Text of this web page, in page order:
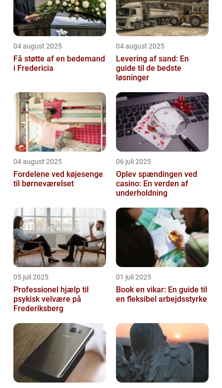
04 august 2025
Få støtte af en bedemand
i Fredericia
04 august 2025
Levering af sand: En
guide til de bedste
løsninger
04 august 2025
Fordelene ved køjesenge
til børneværelset
06 juli 2025
Oplev spændingen ved
casino: En verden af
underholdning
05 juli 2025
Professionel hjælp til
psykisk velvære på
Frederiksberg
01 juli 2025
Book en vikar: En guide til
en fleksibel arbejdsstyrke